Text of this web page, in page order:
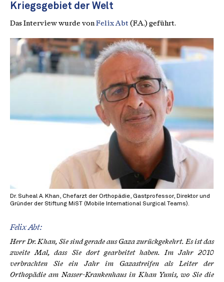
Kriegsgebiet der Welt
Das Interview wurde von Felix Abt (F.A.) geführt.
Dr. Suheal A. Khan, Chefarzt der Orthopädie, Gastprofessor, Direktor und
Gründer der Stiftung MiST (Mobile International Surgical Teams).
Felix Abt:
Herr Dr. Khan, Sie sind gerade aus Gaza zurückgekehrt. Es ist das
zweite Mal, dass Sie dort gearbeitet haben. Im Jahr 2010
verbrachten Sie ein Jahr im Gazastreifen als Leiter der
Orthopädie am Nasser-Krankenhaus in Khan Yunis, wo Sie die